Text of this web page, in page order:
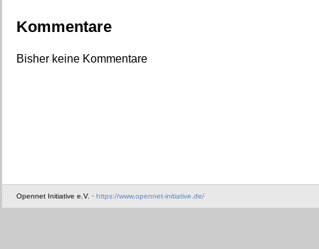
Kommentare
Bisher keine Kommentare
Opennet Initiative e.V. · https://www.opennet-initiative.de/